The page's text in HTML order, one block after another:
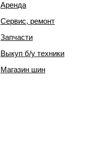
Аренда
Сервис, ремонт
Запчасти
Выкуп б/у техники
Магазин шин